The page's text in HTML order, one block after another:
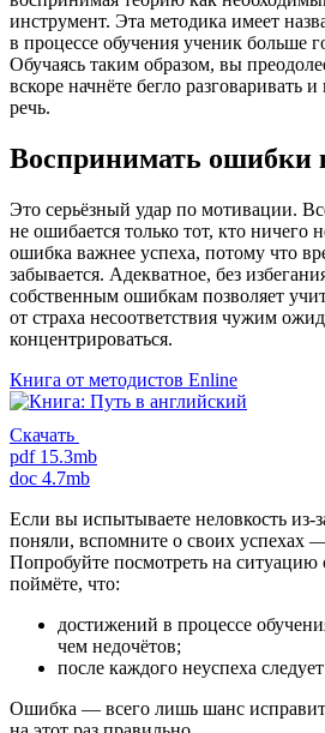
инструмент. Эта методика имеет
в процессе обучения ученик больше
Обучаясь таким образом, вы
вскоре начнёте бегло разговаривать
речь.
Воспринимать ошибки
Это серьёзный удар по мотивации.
не ошибается только тот, кто ничего
ошибка важнее успеха, потому что
забывается. Адекватное, без
собственным ошибкам позволяет
от страха несоответствия чужим
концентрироваться.
Книга от методистов Enline
Скачать
pdf 15.3mb
doc 4.7mb
Если вы испытываете неловкость из-
поняли, вспомните о своих успехах
Попробуйте посмотреть на
поймёте, что:
достижений в процессе
чем недочётов;
после каждого неуспеха
Ошибка — всего лишь шанс